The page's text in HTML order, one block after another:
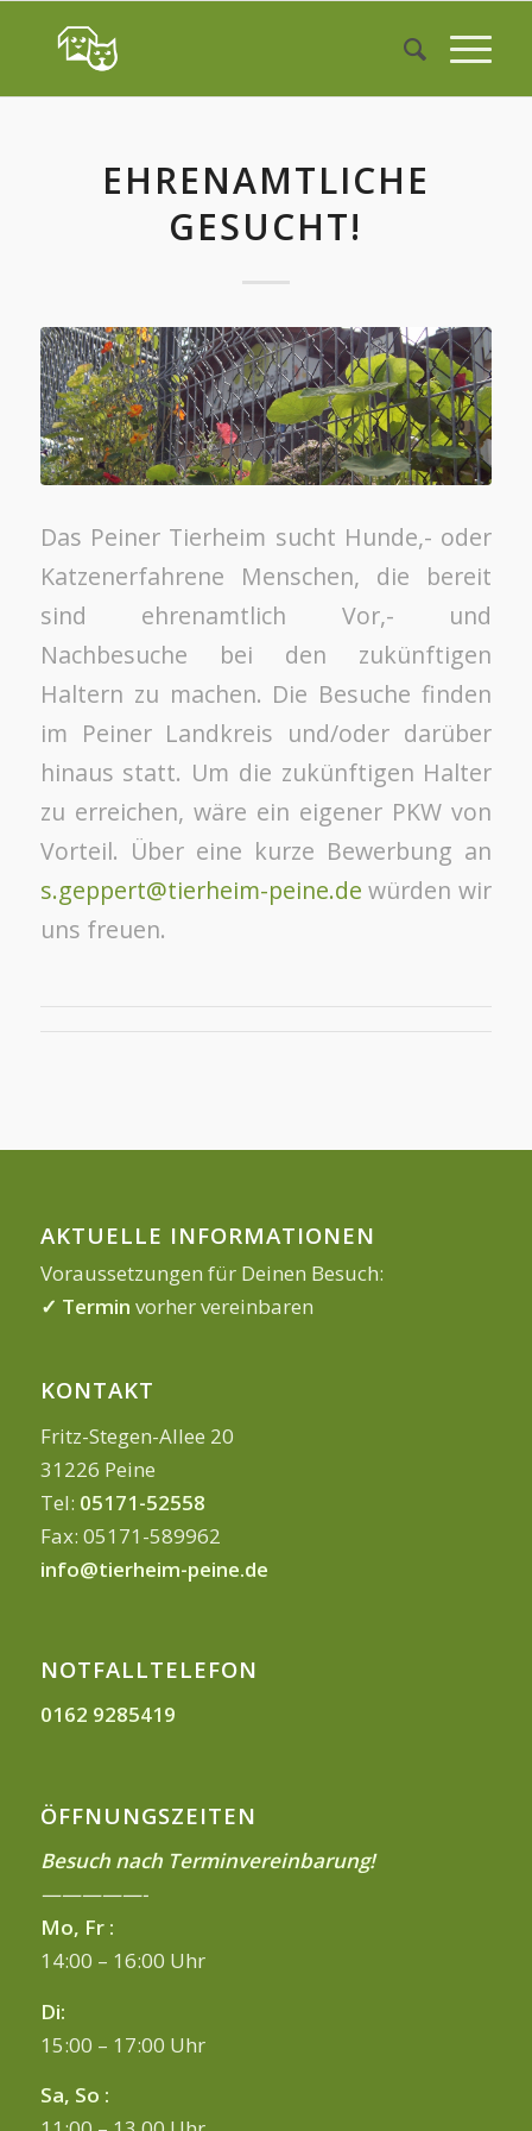
EHRENAMTLICHE
GESUCHT!
Das Peiner Tierheim sucht Hunde,- oder
Katzenerfahrene Menschen, die bereit
sind ehrenamtlich Vor,- und
Nachbesuche bei den zukünftigen
Haltern zu machen. Die Besuche finden
im Peiner Landkreis und/oder darüber
hinaus statt. Um die zukünftigen Halter
zu erreichen, wäre ein eigener PKW von
Vorteil. Über eine kurze Bewerbung an
s.geppert@tierheim-peine.de würden wir
uns freuen.
AKTUELLE INFORMATIONEN
Voraussetzungen für Deinen Besuch:
✓ Termin vorher vereinbaren
KONTAKT
Fritz-Stegen-Allee 20
31226 Peine
Tel: 05171-52558
Fax: 05171-589962
info@tierheim-peine.de
NOTFALLTELEFON
0162 9285419
ÖFFNUNGSZEITEN
Besuch nach Terminvereinbarung!
—————-
Mo, Fr :
14:00 – 16:00 Uhr
Di:
15:00 – 17:00 Uhr
Sa, So :